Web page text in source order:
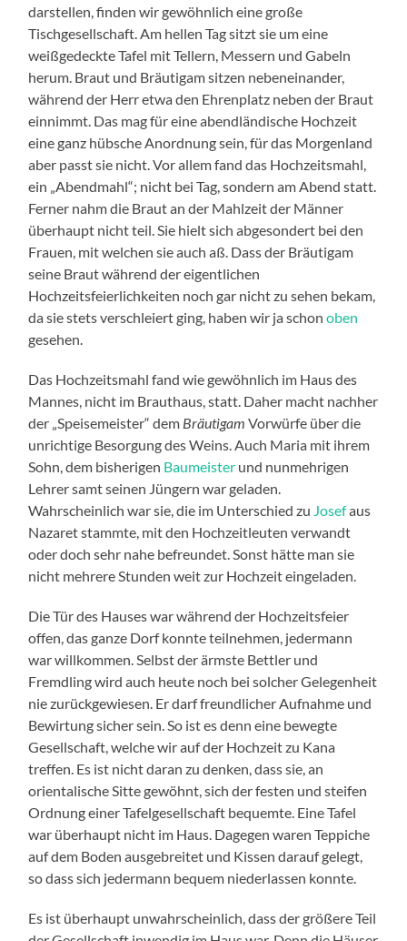
darstellen, finden wir gewöhnlich eine große
Tischgesellschaft. Am hellen Tag sitzt sie um eine
weißgedeckte Tafel mit Tellern, Messern und Gabeln
herum. Braut und Bräutigam sitzen nebeneinander,
während der Herr etwa den Ehrenplatz neben der Braut
einnimmt. Das mag für eine abendländische Hochzeit
eine ganz hübsche Anordnung sein, für das Morgenland
aber passt sie nicht. Vor allem fand das Hochzeitsmahl,
ein „Abendmahl“; nicht bei Tag, sondern am Abend statt.
Ferner nahm die Braut an der Mahlzeit der Männer
überhaupt nicht teil. Sie hielt sich abgesondert bei den
Frauen, mit welchen sie auch aß. Dass der Bräutigam
seine Braut während der eigentlichen
Hochzeitsfeierlichkeiten noch gar nicht zu sehen bekam,
da sie stets verschleiert ging, haben wir ja schonoben
gesehen.
Das Hochzeitsmahl fand wie gewöhnlich im Haus des
Mannes, nicht im Brauthaus, statt. Daher macht nachher
der „Speisemeister“ dem Bräutigam Vorwürfe über die
unrichtige Besorgung des Weins. Auch Maria mit ihrem
Sohn, dem bisherigen Baumeister und nunmehrigen
Lehrer samt seinen Jüngern war geladen.
Wahrscheinlich war sie, die im Unterschied zu Josefaus
Nazaret stammte, mit den Hochzeitleuten verwandt
oder doch sehr nahe befreundet. Sonst hätte man sie
nicht mehrere Stunden weit zur Hochzeit eingeladen.
Die Tür des Hauses war während der Hochzeitsfeier
offen, das ganze Dorf konnte teilnehmen, jedermann
war willkommen. Selbst der ärmste Bettler und
Fremdling wird auch heute noch bei solcher Gelegenheit
nie zurückgewiesen. Er darf freundlicher Aufnahme und
Bewirtung sicher sein. So ist es denn eine bewegte
Gesellschaft, welche wir auf der Hochzeit zu Kana
treffen. Es ist nicht daran zu denken, dass sie, an
orientalische Sitte gewöhnt, sich der festen und steifen
Ordnung einer Tafelgesellschaft bequemte. Eine Tafel
war überhaupt nicht im Haus. Dagegen waren Teppiche
auf dem Boden ausgebreitet und Kissen darauf gelegt,
so dass sich jedermann bequem niederlassen konnte.
Es ist überhaupt unwahrscheinlich, dass der größere Teil